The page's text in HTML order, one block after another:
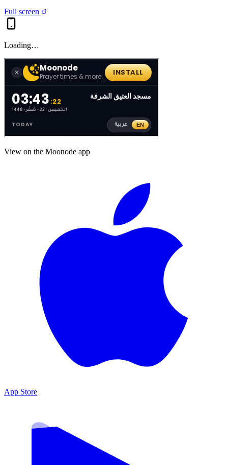
Full screen
Loading…
View on the Moonode app
App Store